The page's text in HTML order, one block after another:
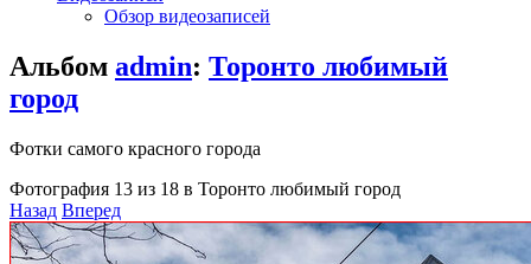
Обзор видеозаписей
Альбом admin: Торонто любимый
город
Фотки самого красного города
Фотография 13 из 18 в Торонто любимый город
Назад Вперед